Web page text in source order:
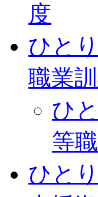
度
ひと
職業
ひ
等
ひと